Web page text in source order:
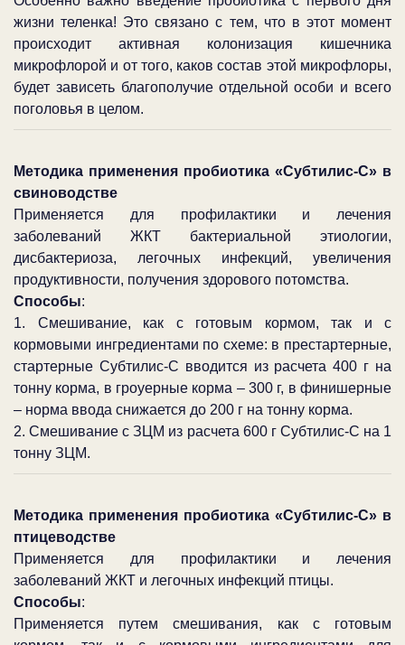
жизни теленка! Это связано с тем, что в этот момент
происходит активная колонизация кишечника
микрофлорой и от того, каков состав этой микрофлоры,
будет зависеть благополучие отдельной особи и всего
поголовья в целом.
Методика применения пробиотика «Субтилис-С» в
свиноводстве
Применяется для профилактики и лечения
заболеваний ЖКТ бактериальной этиологии,
дисбактериоза, легочных инфекций, увеличения
продуктивности, получения здорового потомства.
Способы:
1. Смешивание, как с готовым кормом, так и с
кормовыми ингредиентами по схеме: в престартерные,
стартерные Субтилис-С вводится из расчета 400 г на
тонну корма, в гроуерные корма – 300 г, в финишерные
– норма ввода снижается до 200 г на тонну корма.
2. Смешивание с ЗЦМ из расчета 600 г Субтилис-С на 1
тонну ЗЦМ.
Методика применения пробиотика «Субтилис-С» в
птицеводстве
Применяется для профилактики и лечения
заболеваний ЖКТ и легочных инфекций птицы.
Способы:
Применяется путем смешивания, как с готовым